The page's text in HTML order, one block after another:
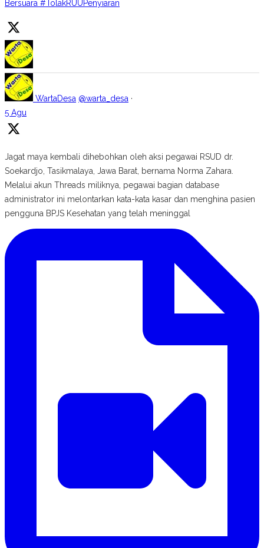
Bersuara #TolakRUUPenyiaran
WartaDesa @warta_desa ·
5 Agu
Jagat maya kembali dihebohkan oleh aksi pegawai RSUD dr.
Soekardjo, Tasikmalaya, Jawa Barat, bernama Norma Zahara.
Melalui akun Threads miliknya, pegawai bagian database
administrator ini melontarkan kata-kata kasar dan menghina pasien
pengguna BPJS Kesehatan yang telah meninggal